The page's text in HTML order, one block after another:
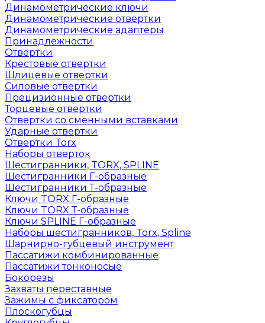
Динамометрические ключи
Динамометрические отвертки
Динамометрические адаптеры
Принадлежности
Отвертки
Крестовые отвертки
Шлицевые отвертки
Силовые отвертки
Прецизионные отвертки
Торцевые отвертки
Отвертки со сменными вставками
Ударные отвертки
Отвертки Torx
Наборы отверток
Шестигранники, TORX, SPLINE
Шестигранники Г-образные
Шестигранники Т-образные
Ключи TORX Г-образные
Ключи TORX Т-образные
Ключи SPLINE Г-образные
Наборы шестигранников, Torx, Spline
Шарнирно-губцевый инструмент
Пассатижи комбинированные
Пассатижи тонконосые
Бокорезы
Захваты переставные
Зажимы с фиксатором
Плоскогубцы